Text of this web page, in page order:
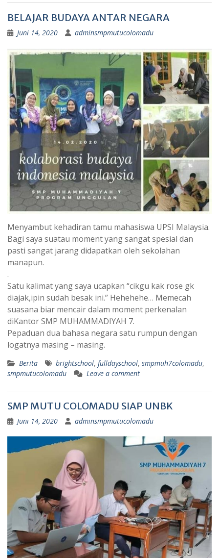
BELAJAR BUDAYA ANTAR NEGARA
Juni 14, 2020 adminsmpmutucolomadu
Menyambut kehadiran tamu mahasiswa UPSI Malaysia.
Bagi saya suatau moment yang sangat spesial dan
pasti sangat jarang didapatkan oleh sekolahan
manapun.
.
Satu kalimat yang saya ucapkan “cikgu kak rose gk
diajak,ipin sudah besak ini.” Hehehehe… Memecah
suasana biar mencair dalam moment perkenalan
diKantor SMP MUHAMMADIYAH 7.
Pepaduan dua bahasa negara satu rumpun dengan
logatnya masing – masing.
Berita brightschool, fulldayschool, smpmuh7colomadu,
smpmutucolomadu
Leave a comment
SMP MUTU COLOMADU SIAP UNBK
Juni 14, 2020 adminsmpmutucolomadu